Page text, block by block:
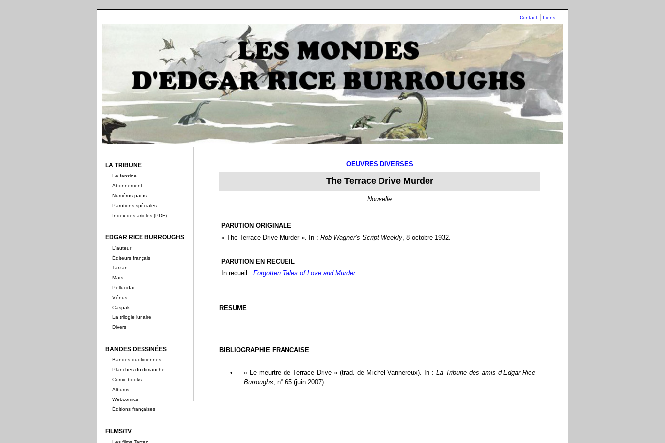
Contact Liens
LA TRIBUNE
Le fanzine
Abonnement
Numéros parus
Parutions spéciales
Index des articles (PDF)
EDGAR RICE BURROUGHS
L'auteur
Éditeurs français
Tarzan
Mars
Pellucidar
Vénus
Caspak
La trilogie lunaire
Divers
BANDES DESSINÉES
Bandes quotidiennes
Planches du dimanche
Comic-books
Albums
Webcomics
Éditions françaises
FILMS/TV
Les films Tarzan
OEUVRES DIVERSES
The Terrace Drive Murder
Nouvelle
PARUTION ORIGINALE
« The Terrace Drive Murder ». In : Rob Wagner’s Script Weekly, 8 octobre 1932.
PARUTION EN RECUEIL
In recueil : Forgotten Tales of Love and Murder
RESUME
BIBLIOGRAPHIE FRANCAISE
• « Le meurtre de Terrace Drive » (trad. de Michel Vannereux). In :La Tribune des amis d’Edgar Rice
Burroughs, n° 65 (juin 2007).